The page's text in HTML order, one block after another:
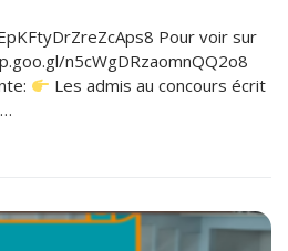
Pour voir sur
n5cWgDRzaomnQQ2o8
Les admis au concours écrit